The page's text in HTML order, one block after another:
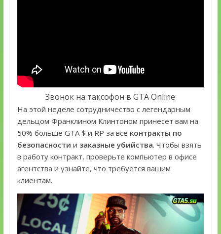
Звонок на таксофон в GTA Online
На этой неделе сотрудничество с легендарным
дельцом Франклином Клинтоном принесет вам на
50% больше GTA $ и RP за все контракты по
безопасности и заказные убийства. Чтобы взять
в работу контракт, проверьте компьютер в офисе
агентства и узнайте, что требуется вашим
клиентам.